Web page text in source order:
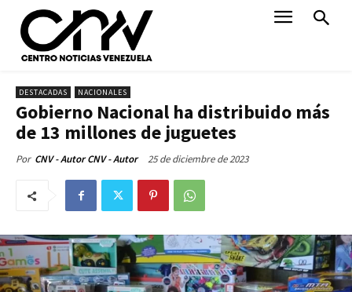
DESTACADAS NACIONALES
Gobierno Nacional ha distribuido más
de 13 millones de juguetes
Por CNV - Autor CNV - Autor 25 de diciembre de 2023